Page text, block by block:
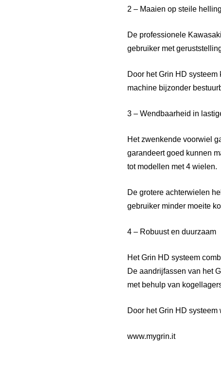
2 – Maaien op steile
De professionele
gebruiker met
Door het Grin HD
machine bijzonder
3 – Wendbaarheid in
Het zwenkende voorwiel
garandeert goed kunnen
tot modellen met 4 wielen.
De grotere achterwielen
gebruiker minder moeite
4 – Robuust en duurzaam
Het Grin HD systeem
De aandrijfassen van het
met behulp van
Door het Grin HD
www.mygrin.it